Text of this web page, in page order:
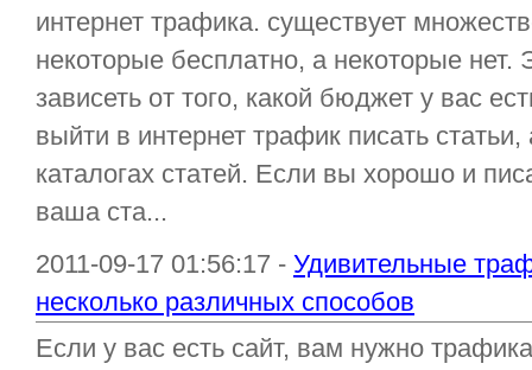
интернет трафика. существует
некоторые бесплатно, а некоторые
зависеть от того, какой бюджет у вас
выйти в интернет трафик писать
каталогах статей. Если вы хорошо и
ваша ста...
2011-09-17 01:56:17 - Удивительные
несколько различных способов
Если у вас есть сайт, вам нужно